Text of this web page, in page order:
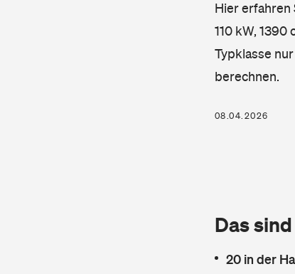
Hier erfahren
110 kW,
Typklasse
berechnen.
08.04.2026
Das
20 in der